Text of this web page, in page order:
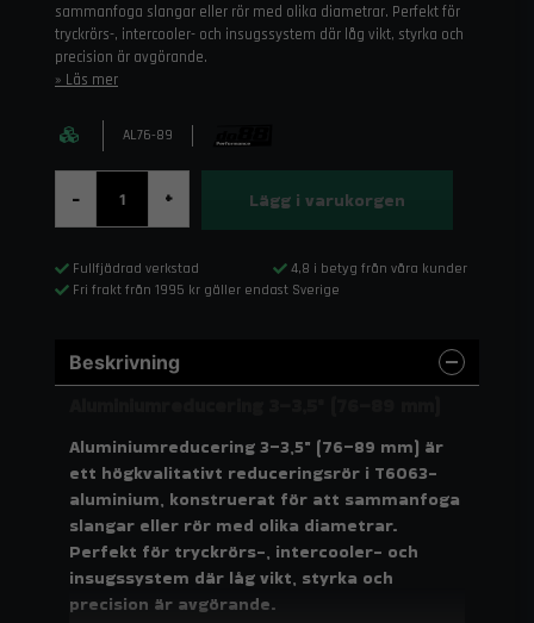
sammanfoga slangar eller rör med olika diametrar. Perfekt för
tryckrörs-, intercooler- och insugssystem där låg vikt, styrka och
precision är avgörande.
Läs mer
AL76-89
- + Lägg i varukorgen
Fullfjädrad verkstad
4,8 i betyg från våra kunder
Fri frakt från 1995 kr gäller endast Sverige
Beskrivning
Aluminiumreducering 3–3,5" (76–89 mm) är
ett högkvalitativt reduceringsrör i T6063-
aluminium, konstruerat för att sammanfoga
slangar eller rör med olika diametrar.
Perfekt för tryckrörs-, intercooler- och
insugssystem där låg vikt, styrka och
precision är avgörande.